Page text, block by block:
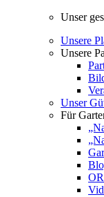
Unser
Unsere
Unsere
Unser
Für